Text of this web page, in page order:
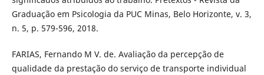
Graduação em Psicologia da PUC Minas, Belo Horizonte, v. 3,
n. 5, p. 579-596, 2018.
FARIAS, Fernando M V. de. Avaliação da percepção de
qualidade da prestação do serviço de transporte individual